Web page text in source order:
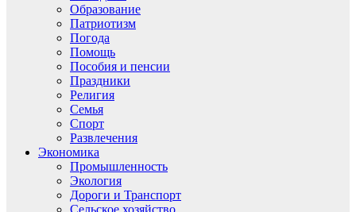
Образование
Патриотизм
Погода
Помощь
Пособия и пенсии
Праздники
Религия
Семья
Спорт
Развлечения
Экономика
Промышленность
Экология
Дороги и Транспорт
Сельское хозяйство